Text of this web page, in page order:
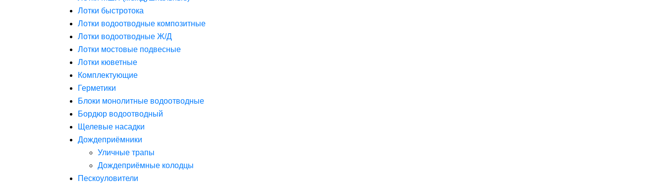
Лотки быстротока
Лотки водоотводные композитные
Лотки водоотводные Ж/Д
Лотки мостовые подвесные
Лотки кюветные
Комплектующие
Герметики
Блоки монолитные водоотводные
Бордюр водоотводный
Щелевые насадки
Дождеприёмники
Уличные трапы
Дождеприёмные колодцы
Пескоуловители